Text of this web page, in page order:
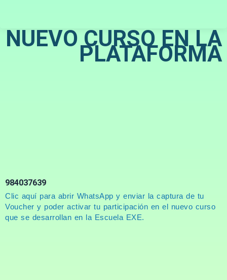
NUEVO CURSO EN LA
PLATAFORMA
984037639
Clic aquí para abrir WhatsApp y enviar la captura de tu
Voucher y poder activar tu participación en el nuevo curso
que se desarrollan en la Escuela EXE.